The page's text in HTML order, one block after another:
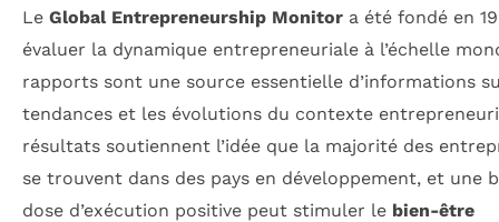
Le Global Entrepreneurship Monitor a été fondé en
évaluer la dynamique entrepreneuriale à l’échelle
rapports sont une source essentielle d’informations
tendances et les évolutions du contexte
résultats soutiennent l’idée que la majorité des
se trouvent dans des pays en développement, et une
dose d’exécution positive peut stimuler le bien-être